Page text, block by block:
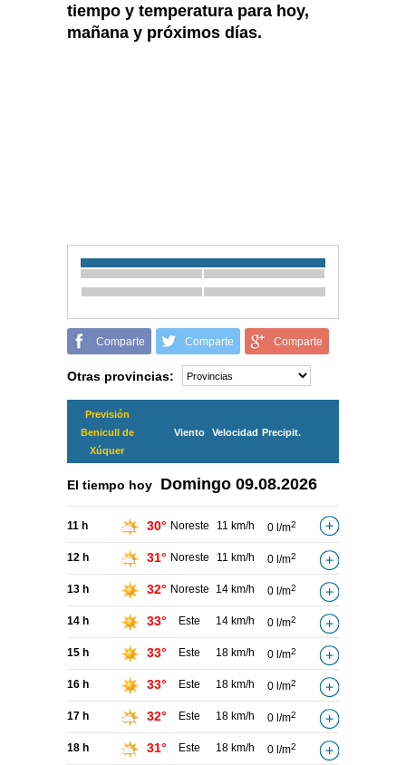
tiempo y temperatura para hoy,
mañana y próximos días.
Comparte Comparte Comparte
Otras provincias:
Previsión
Benicull de
Xúquer
Viento Velocidad Precipit.
El tiempo hoy Domingo 09.08.2026
11 h 30° Noreste 11 km/h 0 l/m2
12 h 31° Noreste 11 km/h 0 l/m2
13 h 32° Noreste 14 km/h 0 l/m2
14 h 33° Este 14 km/h 0 l/m2
15 h 33° Este 18 km/h 0 l/m2
16 h 33° Este 18 km/h 0 l/m2
17 h 32° Este 18 km/h 0 l/m2
18 h 31° Este 18 km/h 0 l/m2